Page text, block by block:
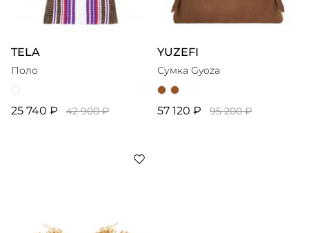
TELA
Поло
25 740 ₽ 42 900 ₽
YUZEFI
Сумка Gyoza
57 120 ₽ 95 200 ₽